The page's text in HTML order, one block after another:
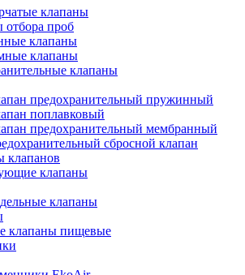
клапаны
отбора проб
клапаны
клапаны
клапаны
предохранительный пружинный
поплавковый
предохранительный мембранный
сбросной клапан
клапанов
клапаны
клапаны
клапаны пищевые